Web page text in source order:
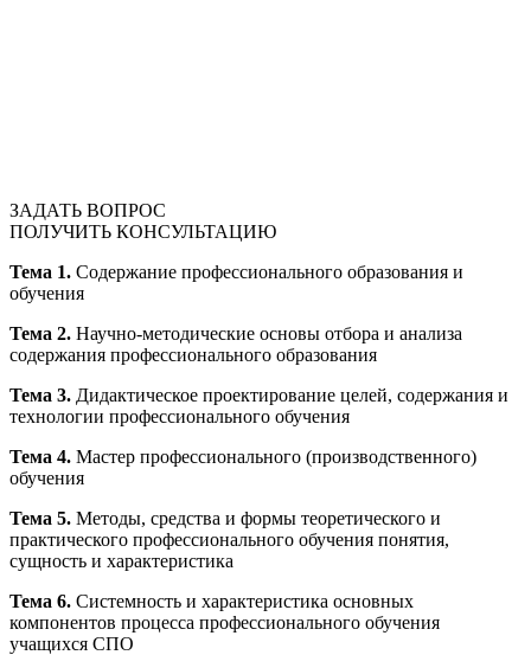
ЗАДАТЬ ВОПРОС
ПОЛУЧИТЬ КОНСУЛЬТАЦИЮ
Тема 1. Содержание профессионального образования и
обучения
Тема 2. Научно-методические основы отбора и анализа
содержания профессионального образования
Тема 3. Дидактическое проектирование целей, содержания и
технологии профессионального обучения
Тема 4. Мастер профессионального (производственного)
обучения
Тема 5. Методы, средства и формы теоретического и
практического профессионального обучения понятия,
сущность и характеристика
Тема 6. Системность и характеристика основных
компонентов процесса профессионального обучения
учащихся СПО